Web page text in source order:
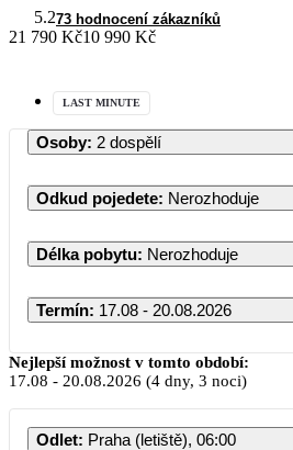
5.273 hodnocení zákazníků
21 790 Kč10 990 Kč
LAST MINUTE
Osoby: 2 dospělí
Odkud pojedete: Nerozhoduje
Délka pobytu: Nerozhoduje
Termín: 17.08 - 20.08.2026
Nejlepší možnost v tomto období:
17.08 - 20.08.2026 (4 dny, 3 noci)
Odlet: Praha (letiště), 06:00